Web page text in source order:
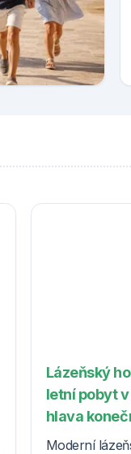
Lázeňský
letní pobyt
hlava
Moderní